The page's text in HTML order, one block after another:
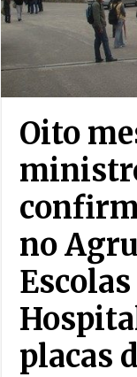
Oito
no
placas